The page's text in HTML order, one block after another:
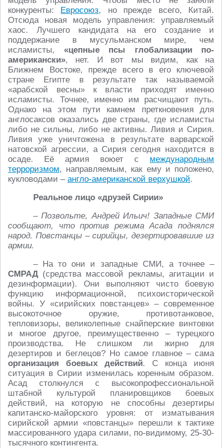
конкуренты: Евросоюз, но прежде всего, Китай.
Отсюда новая модель управления: управляемый
хаос. Лучшего кандидата на его создание и
поддержание в мусульманском мире, чем
исламисты, «цепные псы глобализации по-
американски», нет. И вот мы видим, как на
Ближнем Востоке, прежде всего в его ключевой
стране Египте в результате так называемой
«арабской весны» к власти приходят именно
исламисты. Точнее, именно им расчищают путь.
Однако на этом пути камнем преткновения для
англосаксов оказались две страны, где исламисты
либо не сильны, либо не активны. Ливия и Сирия.
Ливия уже уничтожена в результате варварской
натовской агрессии, а Сирия сегодня находится в
осаде. Её армия воюет с международным
терроризмом, направляемым, как ему и положено,
кукловодами – англо-американской верхушкой.
Реальное лицо «друзей Сирии»
– Позвольте, Андрей Ильич! Западные СМИ
сообщают, что против режима Асада поднялся
народ. Повстанцы – сирийцы, дезертировавшие из
армии.
– На то они и западные СМИ, а точнее –
СМРАД (средства массовой рекламы, агитации и
дезинформации). Они выполняют чисто боевую
функцию информационной, психоисторической
войны. У «сирийских повстанцев» – современное
высокоточное оружие, противотанковое,
тепловизоры, великолепные снайперские винтовки
и многое другое, преимущественно – турецкого
производства. Не слишком ли жирно для
дезертиров и беглецов? Но самое главное – сама
организация боевых действий. С конца июня
ситуация в Сирии изменилась коренным образом.
Асад столкнулся с высокопрофессиональной
штабной культурой планировщиков боевых
действий, на которую не способны дезертиры
капитанско-майорского уровня: от изматывания
сирийской армии «повстанцы» перешли к тактике
массированного удара силами, по-видимому, 25-30-
тысячного контингента.